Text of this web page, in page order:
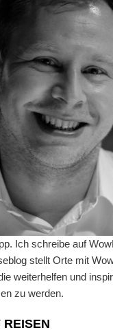
Ich schreibe auf
stellt Orte mit
weiterhelfen und
zu werden.
REISEN